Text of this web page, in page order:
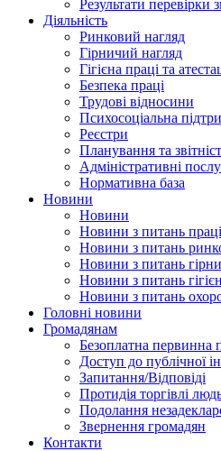
Результати перевірки
Діяльність
Ринковий нагляд
Гірничий нагляд
Гігієна праці та
Безпека праці
Трудові відносини
Психосоціальна
Реєстри
Планування та
Адміністративні
Нормативна база
Новини
Новини
Новини з питань праці
Новини з питань
Новини з питань
Новини з питань
Новини з питань
Головні новини
Громадянам
Безоплатна первинна
Доступ до публічної
Запитання/Відповіді
Протидія торгівлі
Подолання
Звернення громадян
Контакти